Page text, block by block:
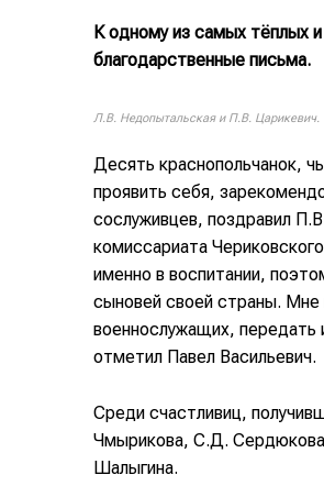
К одному из самых тёплых
благодарственные письма.
Л.В. Недопытальская и П.В. Царикевич.
Десять краснопольчанок,
проявить себя,
сослуживцев, поздравил
комиссариата
именно в воспитании,
сыновей своей страны. Мне
военнослужащих, передать
отметил Павел Васильевич.
Среди счастливиц,
Чмырикова, С.Д.
Шалыгина.